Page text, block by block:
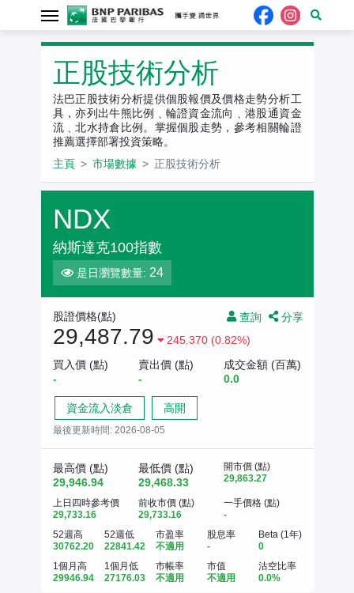
正股技術分析
法巴正股技術分析提供個股報價及價格走勢分析工
具，亦列出牛熊比例﹑輪證資金流向﹑港股通資金
流﹑北水持倉比例。掌握個股走勢，參考相關輪證
推薦選擇部署投資策略。
主頁
市場數據 正股技術分析
NDX
納斯達克100指數
是日瀏覽數量: 24
查詢 分享
股證價格(點)
29,487.79
245.370 (0.82%)
買入價 (點)
-
賣出價 (點)
-
成交金額 (百萬)
0.0
資金流入淡倉 高開
最後更新時間: 2026-08-05
最高價 (點)
29,946.94
最低價 (點)
29,468.33
開市價 (點)
29,863.27
上日四時參考價
29,733.16
前收市價 (點)
29,733.16
一手價格 (點)
-
52週高
30762.20
52週低
22841.42
市盈率
不適用
股息率
-
Beta (1年)
0
1個月高
29946.94
1個月低
27176.03
市帳率
不適用
市值
不適用
沽空比率
0.0%